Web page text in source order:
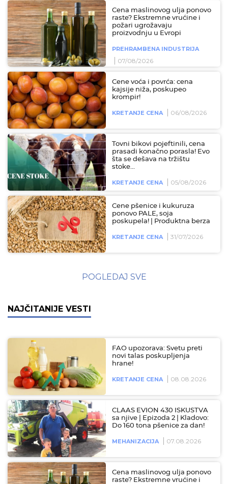
Cena maslinovog ulja ponovo
raste? Ekstremne vrućine i
požari ugrožavaju
proizvodnju u Evropi
PREHRAMBENA INDUSTRIJA
07/08/2026
Cene voća i povrća: cena
kajsije niža, poskupeo
krompir!
KRETANJE CENA 06/08/2026
Tovni bikovi pojeftinili, cena
prasadi konačno porasla! Evo
šta se dešava na tržištu
stoke...
KRETANJE CENA 05/08/2026
Cene pšenice i kukuruza
ponovo PALE, soja
poskupela! | Produktna berza
KRETANJE CENA 31/07/2026
POGLEDAJ SVE
NAJČITANIJE VESTI
FAO upozorava: Svetu preti
novi talas poskupljenja
hrane!
KRETANJE CENA 08.08.2026
CLAAS EVION 430 ISKUSTVA
sa njive | Epizoda 2 | Kladovo:
Do 160 tona pšenice za dan!
MEHANIZACIJA 07.08.2026
Cena maslinovog ulja ponovo
raste? Ekstremne vrućine i